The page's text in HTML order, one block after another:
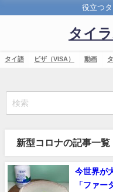
役立つ
タイ
タイ語 ビザ（VISA） 動画
新型コロナの記事一覧
今世界が
「ファー